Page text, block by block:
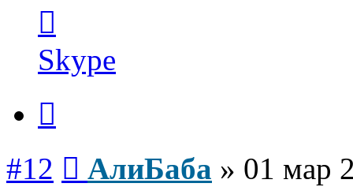
пользователя
АлиБаба
Skype
#12 АлиБаба » 01 мар